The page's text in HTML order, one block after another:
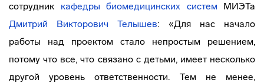
сотрудник кафедры биомедицинских систем МИЭТа
Дмитрий Викторович Телышев: «Для нас начало
работы над проектом стало непростым решением,
потому что все, что связано с детьми, имеет несколько
другой уровень ответственности. Тем не менее,